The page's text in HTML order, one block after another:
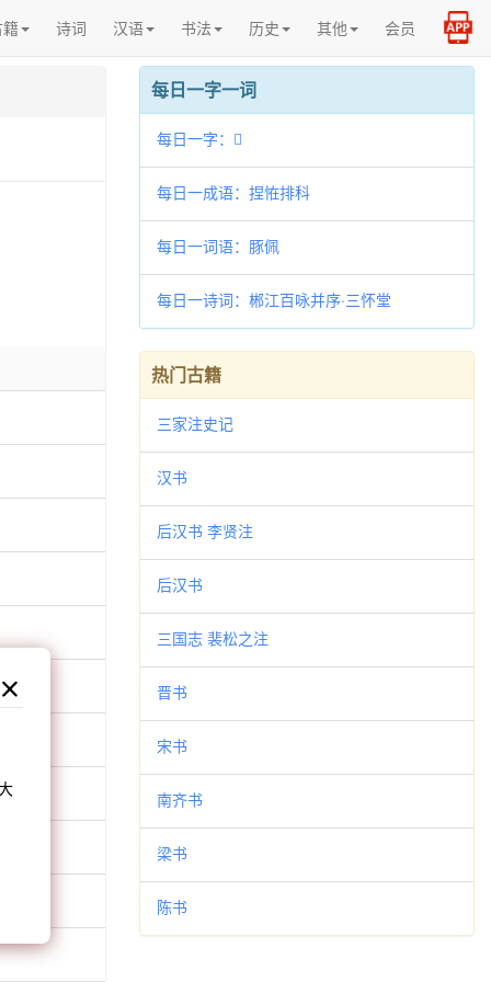
诗词 汉语 书法 历史 其他 会员
每日一字一词
每日一字：𣙰
每日一成语：捏恠排科
每日一词语：豚佩
每日一诗词：郴江百咏并序·三怀堂
热门古籍
三家注史记
汉书
后汉书 李贤注
后汉书
三国志 裴松之注
晋书
宋书
南齐书
梁书
陈书